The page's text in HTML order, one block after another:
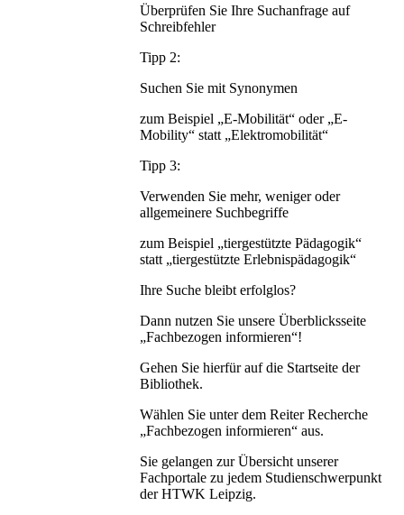
Überprüfen Sie Ihre Suchanfrage auf
Schreibfehler
Tipp 2:
Suchen Sie mit Synonymen
zum Beispiel „E-Mobilität“ oder „E-
Mobility“ statt „Elektromobilität“
Tipp 3:
Verwenden Sie mehr, weniger oder
allgemeinere Suchbegriffe
zum Beispiel „tiergestützte Pädagogik“
statt „tiergestützte Erlebnispädagogik“
Ihre Suche bleibt erfolglos?
Dann nutzen Sie unsere Überblicksseite
„Fachbezogen informieren“!
Gehen Sie hierfür auf die Startseite der
Bibliothek.
Wählen Sie unter dem Reiter Recherche
„Fachbezogen informieren“ aus.
Sie gelangen zur Übersicht unserer
Fachportale zu jedem Studienschwerpunkt
der HTWK Leipzig.